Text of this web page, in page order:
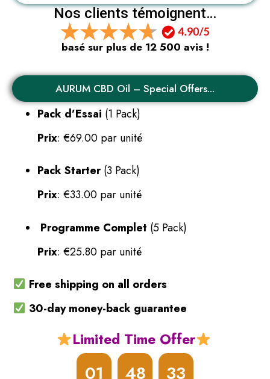
Nos clients témoignent…
basé sur plus de 12 500 avis !
AURUM CBD Oil – Special Offers...
Pack d’Essai (1 Pack)
Prix: €69.00 par unité
Pack Starter(3 Pack)
Prix: €33.00 par unité
Programme Complet (5 Pack)
Prix: €25.80 par unité
Free shipping on all orders
30-day money-back guarantee
Limited Time Offer
01 48 32